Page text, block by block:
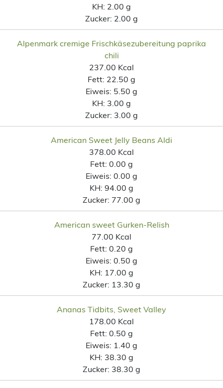
KH: 2.00 g
Zucker: 2.00 g
Alpenmark cremige Frischkäsezubereitung paprika
chili
237.00 Kcal
Fett: 22.50 g
Eiweis: 5.50 g
KH: 3.00 g
Zucker: 3.00 g
American Sweet Jelly Beans Aldi
378.00 Kcal
Fett: 0.00 g
Eiweis: 0.00 g
KH: 94.00 g
Zucker: 77.00 g
American sweet Gurken-Relish
77.00 Kcal
Fett: 0.20 g
Eiweis: 0.50 g
KH: 17.00 g
Zucker: 13.30 g
Ananas Tidbits, Sweet Valley
178.00 Kcal
Fett: 0.50 g
Eiweis: 1.40 g
KH: 38.30 g
Zucker: 38.30 g